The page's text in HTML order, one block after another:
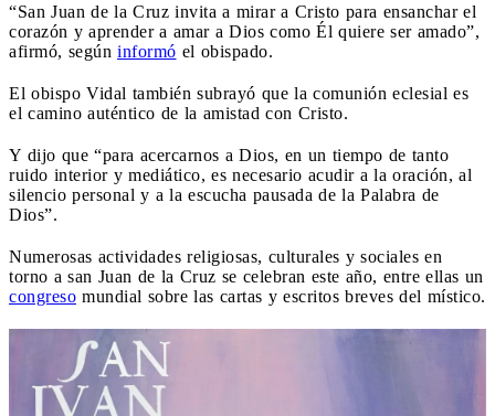
“San Juan de la Cruz invita a mirar a Cristo para ensanchar el
corazón y aprender a amar a Dios como Él quiere ser amado”,
afirmó, según informó el obispado.
El obispo Vidal también subrayó que la comunión eclesial es
el camino auténtico de la amistad con Cristo.
Y dijo que “para acercarnos a Dios, en un tiempo de tanto
ruido interior y mediático, es necesario acudir a la oración, al
silencio personal y a la escucha pausada de la Palabra de
Dios”.
Numerosas actividades religiosas, culturales y sociales en
torno a san Juan de la Cruz se celebran este año, entre ellas un
congreso mundial sobre las cartas y escritos breves del místico.